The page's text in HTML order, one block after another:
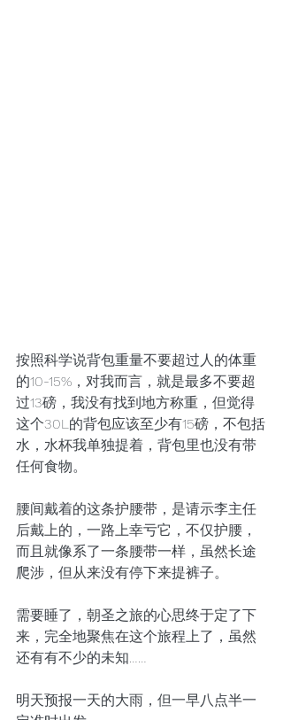
按照科学说背包重量不要超过人的体重
的10-15%，对我而言，就是最多不要超
过13磅，我没有找到地方称重，但觉得
这个30L的背包应该至少有15磅，不包括
水，水杯我单独提着，背包里也没有带
任何食物。
腰间戴着的这条护腰带，是请示李主任
后戴上的，一路上幸亏它，不仅护腰，
而且就像系了一条腰带一样，虽然长途
爬涉，但从来没有停下来提裤子。
需要睡了，朝圣之旅的心思终于定了下
来，完全地聚焦在这个旅程上了，虽然
还有有不少的未知……
明天预报一天的大雨，但一早八点半一